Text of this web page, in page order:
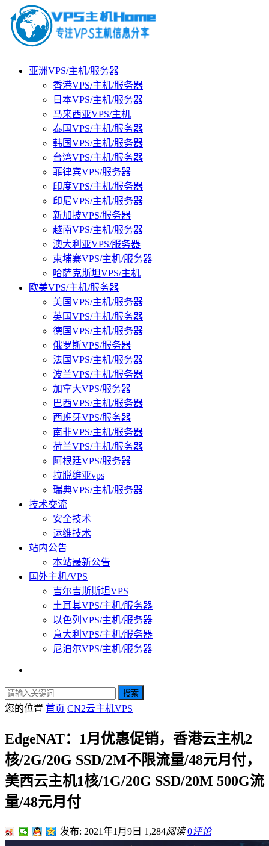
亚洲VPS/主机/服务器
香港VPS/主机/服务器
日本VPS/主机/服务器
马来西亚VPS/主机
泰国VPS/主机/服务器
韩国VPS/主机/服务器
台湾VPS/主机/服务器
菲律宾VPS/服务器
印度VPS/主机/服务器
印尼VPS/主机/服务器
新加披VPS/服务器
越南VPS/主机/服务器
澳大利亚VPS/服务器
柬埔寨VPS/主机/服务器
哈萨克斯坦VPS/主机
欧美VPS/主机/服务器
美国VPS/主机/服务器
英国VPS/主机/服务器
德国VPS/主机/服务器
俄罗斯VPS/服务器
法国VPS/主机/服务器
波兰VPS/主机/服务器
加拿大VPS/服务器
巴西VPS/主机/服务器
西班牙VPS/服务器
南非VPS/主机/服务器
荷兰VPS/主机/服务器
阿根廷VPS/服务器
拉脱维亚vps
瑞典VPS/主机/服务器
技术交流
安全技术
运维技术
站内公告
本站最新公告
国外主机/VPS
吉尔吉斯斯坦VPS
土耳其VPS/主机/服务器
以色列VPS/主机/服务器
意大利VPS/主机/服务器
尼泊尔VPS/主机/服务器
搜索
您的位置 首页 CN2云主机VPS
EdgeNAT：1月优惠促销，香港云主机2
核/2G/20G SSD/2M不限流量/48元月付，
美西云主机1核/1G/20G SSD/20M 500G流
量/48元月付
发布: 2021年1月9日 1,284阅读 0评论